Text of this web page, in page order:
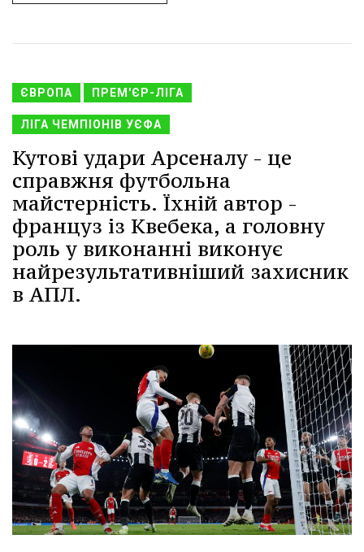
ЄВРОПА ПРЕМ'ЄР-ЛІГА
ЛІГА ЧЕМПІОНІВ УЄФА
Кутові удари Арсеналу - це
справжня футбольна
майстерність. Їхній автор -
француз із Квебека, а головну
роль у виконанні виконує
найрезультативніший захисник
в АПЛ.